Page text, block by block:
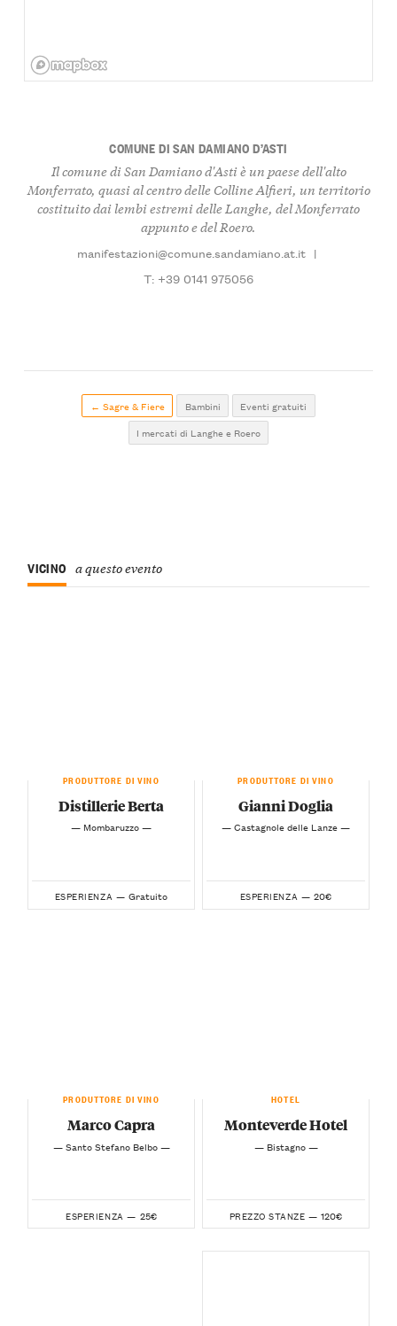
COMUNE DI SAN DAMIANO D’ASTI
Il comune di San Damiano d'Asti è un paese dell'alto
Monferrato, quasi al centro delle Colline Alfieri, un territorio
costituito dai lembi estremi delle Langhe, del Monferrato
appunto e del Roero.
manifestazioni@comune.sandamiano.at.it |
T: +39 0141 975056
← Sagre & Fiere Bambini
Eventi gratuiti
I mercati di Langhe e Roero
VICINO a questo evento
PRODUTTORE DI VINO
Distillerie Berta
— Mombaruzzo —
ESPERIENZA — Gratuito
PRODUTTORE DI VINO
Gianni Doglia
— Castagnole delle Lanze —
ESPERIENZA — 20€
PRODUTTORE DI VINO
Marco Capra
— Santo Stefano Belbo —
ESPERIENZA — 25€
HOTEL
Monteverde Hotel
— Bistagno —
PREZZO STANZE — 120€